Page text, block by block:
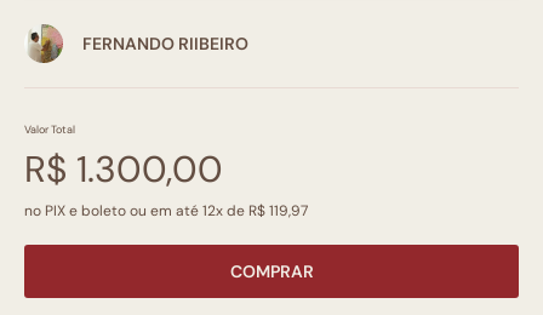
FERNANDO RIIBEIRO
Valor Total
R$ 1.300,00
no PIX e boleto ou em até 12x de R$ 119,97
COMPRAR